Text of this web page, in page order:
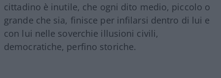
cittadino è inutile, che ogni dito medio, piccolo o
grande che sia, finisce per infilarsi dentro di lui e
con lui nelle soverchie illusioni civili,
democratiche, perfino storiche.